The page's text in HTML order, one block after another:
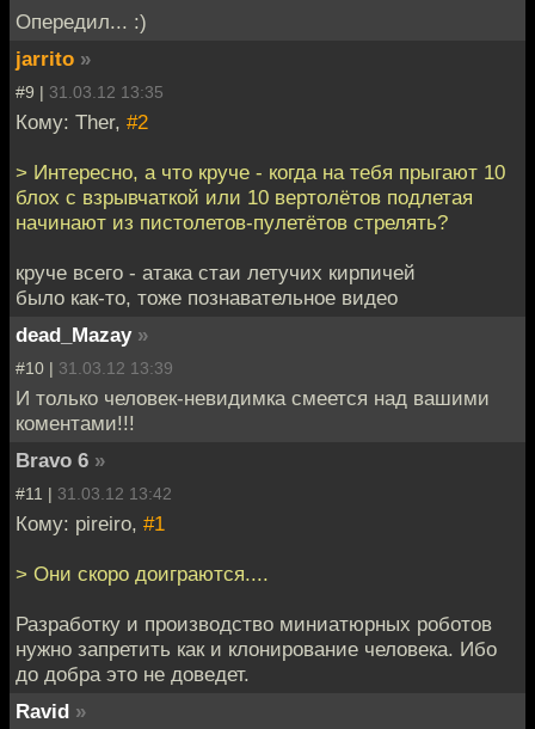
Опередил... :)
jarrito »
#9 | 31.03.12 13:35
Кому: Ther, #2
> Интересно, а что круче - когда на тебя прыгают 10
блох с взрывчаткой или 10 вертолётов подлетая
начинают из пистолетов-пулетётов стрелять?
круче всего - атака стаи летучих кирпичей
было как-то, тоже познавательное видео
dead_Mazay »
#10 | 31.03.12 13:39
И только человек-невидимка смеется над вашими
коментами!!!
Bravo 6 »
#11 | 31.03.12 13:42
Кому: pireiro, #1
> Они скоро доиграются....
Разработку и производство миниатюрных роботов
нужно запретить как и клонирование человека. Ибо
до добра это не доведет.
Ravid »